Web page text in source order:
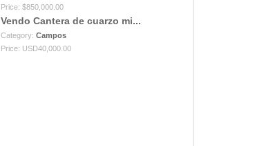
Price: $850,000.00
Vendo Cantera de cuarzo mi...
Category: Campos
Price: USD40,000.00